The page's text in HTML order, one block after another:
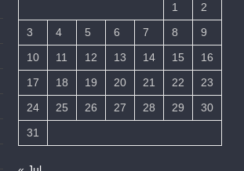
1
2
3
4 5 6 7 8
9
10
11 12 13 14 15
16
17
18 19 20 21 22
23
24
25 26 27 28 29
30
31